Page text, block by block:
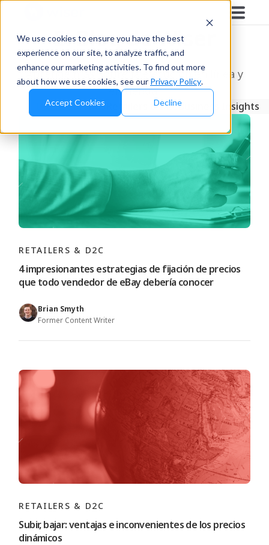
We use cookies to ensure you have the best
experience on our site, to analyze traffic, and
enhance our marketing activities. To find out more
about how we use cookies, see our Privacy Policy.
Accept Cookies Decline
El Blog de Wiser
Aprende más sobre la ejecución en línea y
en tienda.
ÚltimosBrands Retailers & D2CBusiness Insights
RETAILERS & D2C
4 impresionantes estrategias de fijación de precios
que todo vendedor de eBay debería conocer
Brian Smyth
Former Content Writer
RETAILERS & D2C
Subir, bajar: ventajas e inconvenientes de los precios
dinámicos